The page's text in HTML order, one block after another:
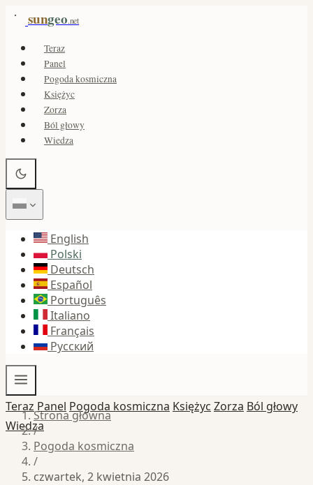
sungeo.net
Teraz
Panel
Pogoda kosmiczna
Księżyc
Zorza
Ból głowy
Wiedza
English
Polski
Deutsch
Español
Português
Italiano
Français
Русский
Teraz Panel Pogoda kosmiczna Księżyc Zorza Ból głowy
Wiedza
Strona główna
/
Pogoda kosmiczna
/
czwartek, 2 kwietnia 2026